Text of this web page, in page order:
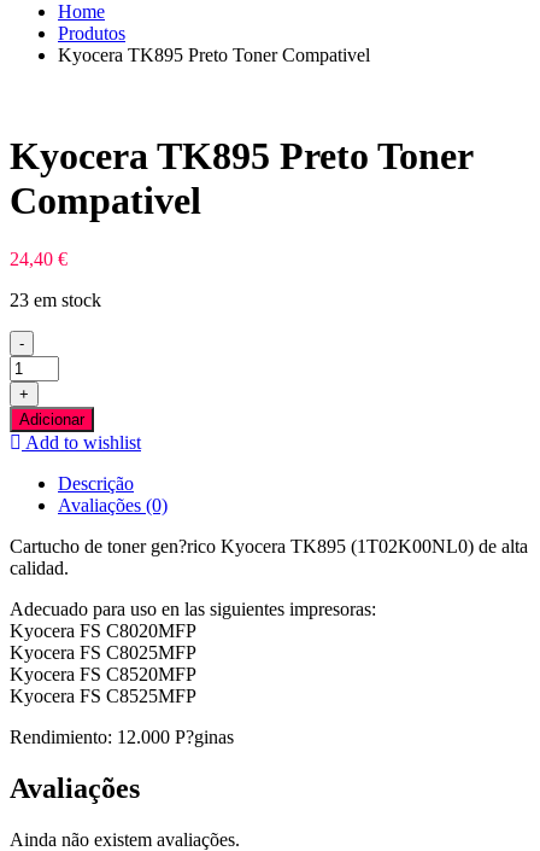
Home
Produtos
Kyocera TK895 Preto Toner Compativel
Kyocera TK895 Preto Toner
Compativel
24,40 €
23 em stock
-
Quantidade
de
Kyocera
TK895
Preto
Compativel
+
Adicionar
Add to wishlist
Descrição
Avaliações (0)
Cartucho de toner gen?rico Kyocera TK895 (1T02K00NL0) de alta
calidad.
Adecuado para uso en las siguientes impresoras:
Kyocera FS C8020MFP
Kyocera FS C8025MFP
Kyocera FS C8520MFP
Kyocera FS C8525MFP
Rendimiento: 12.000 P?ginas
Avaliações
Ainda não existem avaliações.